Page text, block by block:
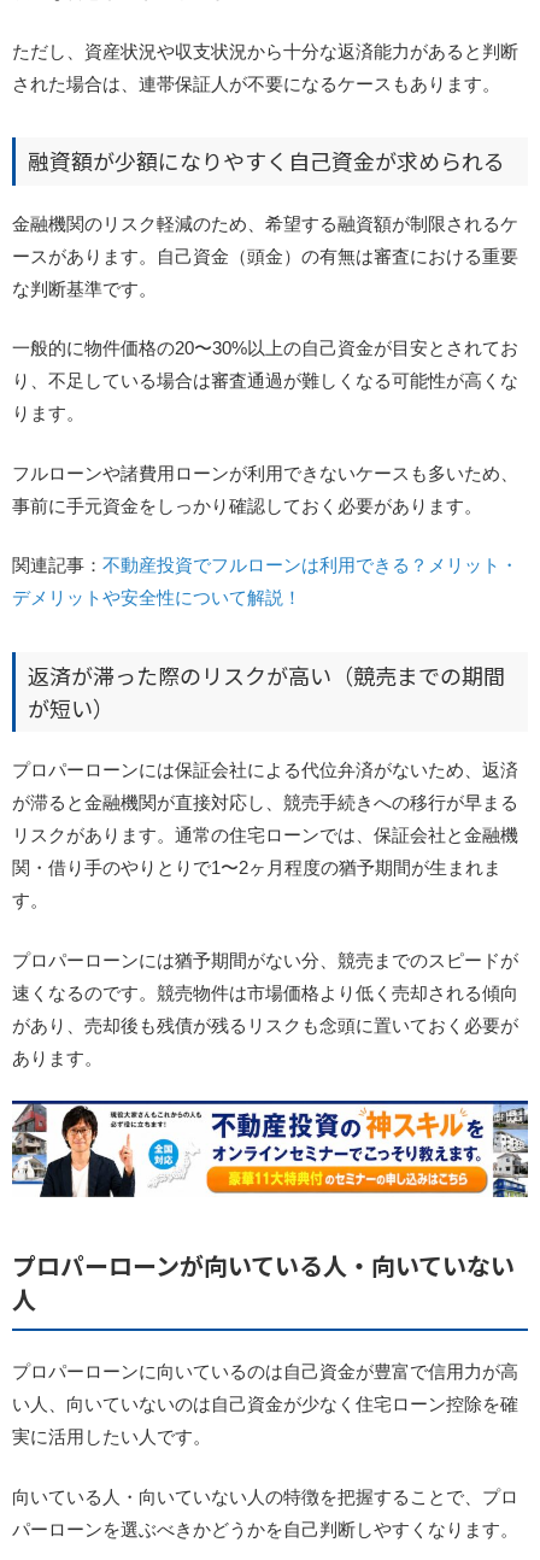
ただし、資産状況や収支状況から十分な返済能力があると判断
された場合は、連帯保証人が不要になるケースもあります。
融資額が少額になりやすく自己資金が求められる
金融機関のリスク軽減のため、希望する融資額が制限されるケ
ースがあります。
自己資金（頭金）の有無は審査における重要
な判断基準です。
一般的に物件価格の20〜30%以上の自己資金が目安とされてお
り、不足している場合は審査通過が難しくなる可能性が高くな
ります。
フルローンや諸費用ローンが利用できないケースも多いため、
事前に手元資金をしっかり確認しておく必要があります。
関連記事： 不動産投資でフルローンは利用できる？メリット・
デメリットや安全性について解説！
返済が滞った際のリスクが高い（競売までの期間
が短い）
プロパーローンには保証会社による代位弁済がないため、返済
が滞ると金融機関が直接対応し、競売手続きへの移行が早まる
リスクがあります。 通常の住宅ローンでは、保証会社と金融機
関・借り手のやりとりで1〜2ヶ月程度の猶予期間が生まれま
す。
プロパーローンには猶予期間がない分、競売までのスピードが
速くなるのです。 競売物件は市場価格より低く売却される傾向
があり、売却後も残債が残るリスクも念頭に置いておく必要が
あります。
プロパーローンが向いている人・向いていない
人
プロパーローンに向いているのは自己資金が豊富で信用力が高
い人、向いていないのは自己資金が少なく住宅ローン控除を確
実に活用したい人です。
向いている人・向いていない人の特徴を把握することで、プロ
パーローンを選ぶべきかどうかを自己判断しやすくなります。